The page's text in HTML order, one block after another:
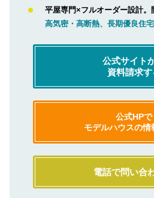
平屋専門×フルオーダー設計。
高気密・高断熱、長期優良住
公式サイト
資料請求す
公式HPで
モデルハウスの情
電話で問い合